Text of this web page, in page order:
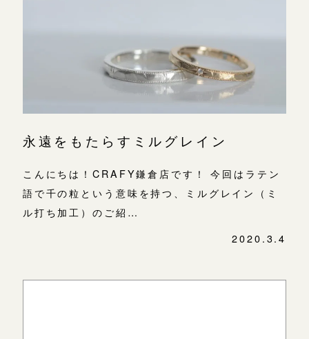
永遠をもたらすミルグレイン
こんにちは！CRAFY鎌倉店です！ 今回はラテン
語で千の粒という意味を持つ、ミルグレイン（ミ
ル打ち加工）のご紹…
2020.3.4